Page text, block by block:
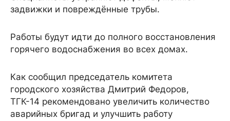
задвижки и повреждённые трубы.
Работы будут идти до полного восстановления
горячего водоснабжения во всех домах.
Как сообщил председатель комитета
городского хозяйства Дмитрий Федоров,
ТГК-14 рекомендовано увеличить количество
аварийных бригад и улучшить работу